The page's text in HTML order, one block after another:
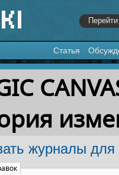
Статья
,поиск
журналы для